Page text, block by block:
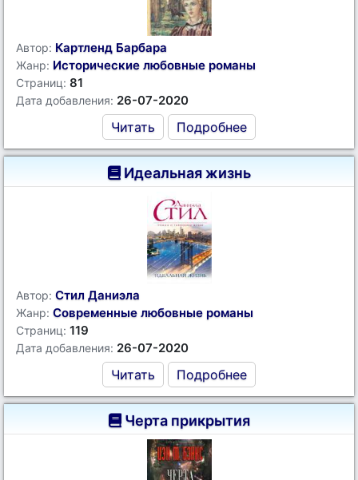
Автор: Картленд Барбара
Жанр: Исторические любовные романы
Страниц: 81
Дата добавления: 26-07-2020
Читать Подробнее
Идеальная жизнь
Автор: Стил Даниэла
Жанр: Современные любовные романы
Страниц: 119
Дата добавления: 26-07-2020
Читать Подробнее
Черта прикрытия